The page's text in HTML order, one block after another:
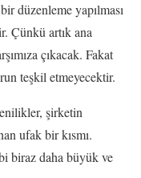
düzenleme yapılması
Çünkü artık ana
çıkacak. Fakat
teşkil etmeyecektir.
şirketin
ufak bir kısmı.
biraz daha büyük ve